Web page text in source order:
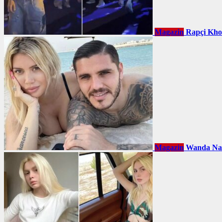
Magazin Rapçi
Magazin Wanda